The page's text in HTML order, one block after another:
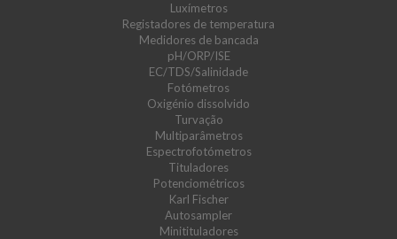
Luxímetros
Registadores de temperatura
Medidores de bancada
pH/ORP/ISE
EC/TDS/Salinidade
Fotómetros
Oxigénio dissolvido
Turvação
Multiparâmetros
Espectrofotómetros
Tituladores
Potenciométricos
Karl Fischer
Autosampler
Minitituladores